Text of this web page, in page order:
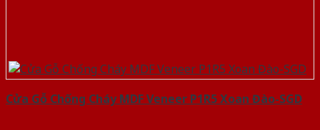
Cửa Gỗ Chống Cháy MDF Veneer P1R5 Xoan Đào-SGD